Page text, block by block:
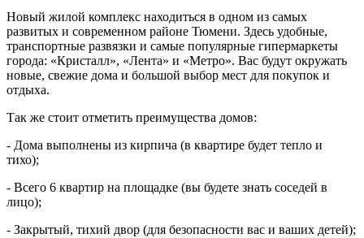
Новый жилой комплекс находиться в одном из самых
развитых и современном районе Тюмени. Здесь удобные,
транспортные развязки и самые популярные гипермаркеты
города: «Кристалл», «Лента» и «Метро». Вас будут окружать
новые, свежие дома и большой выбор мест для покупок и
отдыха.
Так же стоит отметить преимущества домов:
- Дома выполнены из кирпича (в квартире будет тепло и
тихо);
- Всего 6 квартир на площадке (вы будете знать соседей в
лицо);
- Закрытый, тихий двор (для безопасности вас и ваших детей);